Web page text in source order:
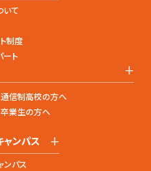
いて
制度
ート
+
通信制高校の方へ
卒業生の方へ
ャンパス +
ンパス